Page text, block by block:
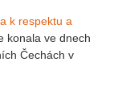
k respektu a
konala ve dnech
Čechách v